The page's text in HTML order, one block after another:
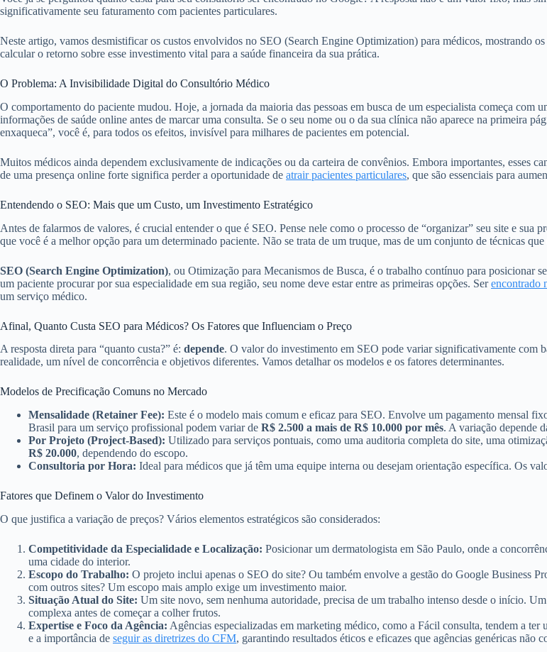
significativamente seu faturamento com pacientes particulares.
Neste artigo, vamos desmistificar os custos envolvidos no SEO (Search Engine Optimization) para médicos, mostrando
calcular o retorno sobre esse investimento vital para a saúde financeira da sua prática.
O Problema: A Invisibilidade Digital do Consultório Médico
O comportamento do paciente mudou. Hoje, a jornada da maioria das pessoas em busca de um especialista começa com
informações de saúde online antes de marcar uma consulta. Se o seu nome ou o da sua clínica não aparece na primeira
enxaqueca”, você é, para todos os efeitos, invisível para milhares de pacientes em potencial.
Muitos médicos ainda dependem exclusivamente de indicações ou da carteira de convênios. Embora importantes, esses
de uma presença online forte significa perder a oportunidade de atrair pacientes particulares, que são essenciais para
Entendendo o SEO: Mais que um Custo, um Investimento Estratégico
Antes de falarmos de valores, é crucial entender o que é SEO. Pense nele como o processo de “organizar” seu site e
que você é a melhor opção para um determinado paciente. Não se trata de um truque, mas de um conjunto de técnicas
SEO (Search Engine Optimization), ou Otimização para Mecanismos de Busca, é o trabalho contínuo para posicionar
um paciente procurar por sua especialidade em sua região, seu nome deve estar entre as primeiras opções. Serencontrado
um serviço médico.
Afinal, Quanto Custa SEO para Médicos? Os Fatores que Influenciam o Preço
A resposta direta para “quanto custa?” é: depende. O valor do investimento em SEO pode variar significativamente com
realidade, um nível de concorrência e objetivos diferentes. Vamos detalhar os modelos e os fatores determinantes.
Modelos de Precificação Comuns no Mercado
Mensalidade (Retainer Fee): Este é o modelo mais comum e eficaz para SEO. Envolve um pagamento mensal
Brasil para um serviço profissional podem variar de R$ 2.500 a mais de R$ 10.000 por mês. A variação depende
Por Projeto (Project-Based): Utilizado para serviços pontuais, como uma auditoria completa do site, uma
R$ 20.000, dependendo do escopo.
Consultoria por Hora: Ideal para médicos que já têm uma equipe interna ou desejam orientação específica. Os
Fatores que Definem o Valor do Investimento
O que justifica a variação de preços? Vários elementos estratégicos são considerados:
Competitividade da Especialidade e Localização: Posicionar um dermatologista em São Paulo, onde a
uma cidade do interior.
Escopo do Trabalho: O projeto inclui apenas o SEO do site? Ou também envolve a gestão do Google Business
com outros sites? Um escopo mais amplo exige um investimento maior.
Situação Atual do Site: Um site novo, sem nenhuma autoridade, precisa de um trabalho intenso desde o início.
complexa antes de começar a colher frutos.
Expertise e Foco da Agência: Agências especializadas em marketing médico, como a Fácil consulta, tendem a
e a importância de seguir as diretrizes do CFM, garantindo resultados éticos e eficazes que agências genéricas não